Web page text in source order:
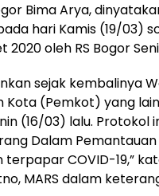
Bima Arya,
hari Kamis (19/03)
2020 oleh RS Bogor
sejak kembalinya
(Pemkot) yang
(16/03) lalu. Protokol
Dalam
COVID-19,”
MARS dalam